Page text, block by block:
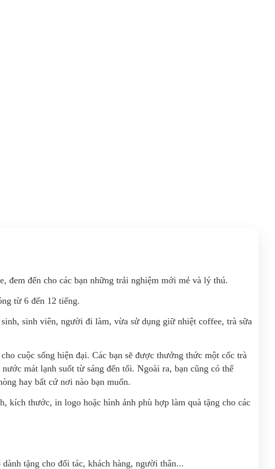
đem đến cho các bạn những trải nghiệm mới mẻ và lý thú.
từ 6 đến 12 tiếng.
sinh viên, người đi làm, vừa sử dụng giữ nhiệt coffee, trà sữa
cuộc sống hiện đại. Các bạn sẽ được thưởng thức một cốc trà
mát lạnh suốt từ sáng đến tối. Ngoài ra, bạn cũng có thể
hay bất cứ nơi nào bạn muốn.
kích thước, in logo hoặc hình ảnh phù hợp làm quà tặng cho các
tặng cho đối tác, khách hàng, người thân...